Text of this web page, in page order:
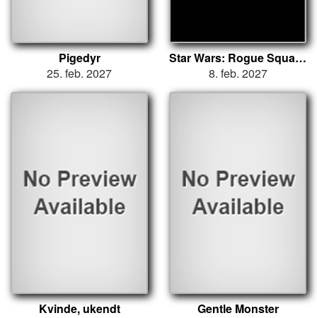
Pigedyr
25. feb. 2027
Star Wars: Rogue Squadron
8. feb. 2027
Kvinde, ukendt
Gentle Monster